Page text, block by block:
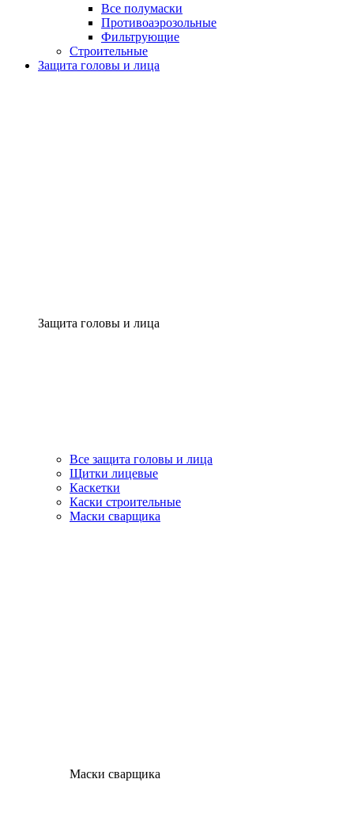
Все полумаски
Противоаэрозольные
Фильтрующие
Строительные
Защита головы и лица
Защита головы и лица
Все защита головы и лица
Щитки лицевые
Каскетки
Каски строительные
Маски сварщика
Маски сварщика